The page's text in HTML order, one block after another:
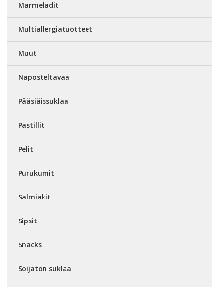
Marmeladit
Multiallergiatuotteet
Muut
Naposteltavaa
Pääsiäissuklaa
Pastillit
Pelit
Purukumit
Salmiakit
Sipsit
Snacks
Soijaton suklaa